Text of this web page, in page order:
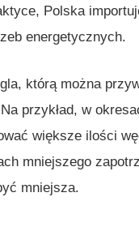
Polska
energetycznych.
którą można
przykład, w
większe ilości
mniejszego
mniejsza.